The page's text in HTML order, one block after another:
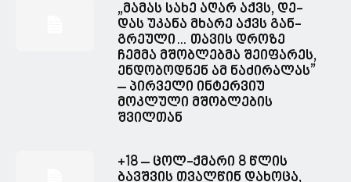
„მა­მას სახე აღარ აქვს, დე­
დას უკა­ნა მხა­რე აქვს გან­
გრე­უ­ლი… თავის დროზე
ჩემმა მშობლებმა შეიფარეს,
ენდობოდნენ ამ ნაძირალას”
– პირველი ინტერვიუ
მოკლული მშობლების
შვილთან
+18 – ცოლ-ქმარი 8 წლის
ბავშვის თვალწინ დახოცა,